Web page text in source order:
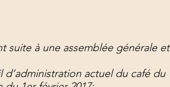
suite à une assemblée générale
actuel du café du